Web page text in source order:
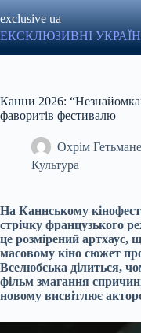
до
вмісту
exclusive ua
ЕКСКЛЮЗИВНІ
Канни 2026:
фаворитів фестивалю
Охрім
Культура
На Каннському
стрічку французького
це розмірений артхаус,
масовому кіно сюжет
Вселюбська ділиться,
фільм змагання
новому висвітлює